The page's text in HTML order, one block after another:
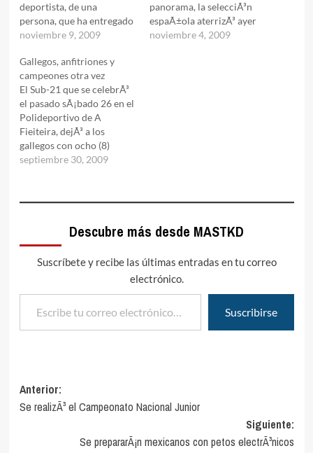
deportista, de una
persona, que ha entregado
prÃ¡cticamente todos los
kwon do. Quienes lo
conocen saben que
"siempre va de frente y
dice lo que piensa, aunque
en ocasiones esto le…
noviembre 9, 2009
panorama, la selecciÃ³n
espaÃ±ola aterrizÃ³ ayer
en Vigo para buscar, como
noviembre 4, 2009
Gallegos, anfitriones y
campeones otra vez
El Sub-21 que se celebrÃ³
el pasado sÃ¡bado 26 en el
Polideportivo de A
Fieiteira, dejÃ³ a los
gallegos con ocho (8)
medallas de oro, dos (2) de
que seguir confirmando
masTaekwondo.com, viene
siendo testigo…
septiembre 30, 2009
Descubre más desde MASTKD
Suscríbete y recibe las últimas entradas en tu correo
electrónico.
Escribe tu correo electrónico…
Suscribirse
Navegación
de
entradas
Anterior:
Se realizÃ³ el Campeonato Nacional Junior
Siguiente:
Se prepararÃ¡n mexicanos con petos electrÃ³nicos